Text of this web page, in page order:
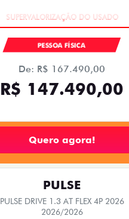
PESSOA FÍSICA
De: R$ 167.490,00
R$ 147.490,00
Quero agora!
PULSE
PULSE DRIVE 1.3 AT FLEX 4P 2026
2026/2026